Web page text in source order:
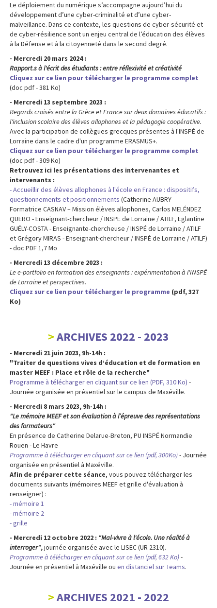
Le déploiement du numérique s’accompagne aujourd’hui du
développement d’une cyber-criminalité et d’une cyber-
malveillance. Dans ce contexte, les questions de cyber-sécurité et
de cyber-résilience sont un enjeu central de l’éducation des élèves
à la Défense et à la citoyenneté dans le second degré.
- Mercredi 20 mars 2024 :
Rapport.s à l'écrit des étudiants : entre réflexivité et créativité
Cliquez sur ce lien pour télécharger le programme complet
(doc pdf - 381 Ko)
- Mercredi 13 septembre 2023 :
Regards croisés entre la Grèce et France sur deux domaines éducatifs :
l'inclusion scolaire des élèves allophones et la pédagogie coopérative.
Avec la participation de collègues grecques présentes à l'INSPÉ de
Lorraine dans le cadre d'un programme ERASMUS+.
Cliquez sur ce lien pour télécharger le programme complet
(doc pdf - 309 Ko)
Retrouvez ici les présentations des intervenantes et
intervenants :
- Accueillir des élèves allophones à l'école en France : dispositifs,
questionnements et positionnements (Catherine AUBRY -
Formatrice CASNAV – Mission élèves allophones, Carlos MELÉNDEZ
QUERO - Enseignant-chercheur / INSPE de Lorraine / ATILF, Eglantine
GUÉLY-COSTA - Enseignante-chercheuse / INSPÉ de Lorraine / ATILF
et Grégory MIRAS - Enseignant-chercheur / INSPÉ de Lorraine / ATILF)
- doc PDF 1,7 Mo
- Mercredi 13 décembre 2023 :
Le e-portfolio en formation des enseignants : expérimentation à l'INSPÉ
de Lorraine et perspectives.
Cliquez sur ce lien pour télécharger le programme (pdf, 327
Ko)
ARCHIVES 2022 - 2023
- Mercredi 21 juin 2023, 9h-14h :
"Traiter de questions vives d’éducation et de formation en
master MEEF : Place et rôle de la recherche"
Programme à télécharger en cliquant sur ce lien (PDF, 310 Ko) -
Journée organisée en présentiel sur le campus de Maxéville.
- Mercredi 8 mars 2023, 9h-14h :
"Le mémoire MEEF et son évaluation à l’épreuve des représentations
des formateurs"
En présence de Catherine Delarue-Breton, PU INSPÉ Normandie
Rouen - Le Havre
Programme à télécharger en cliquant sur ce lien (pdf, 300Ko)- Journée
organisée en présentiel à Maxéville.
Afin de préparer cette séance, vous pouvez télécharger les
documents suivants (mémoires MEEF et grille d'évaluation à
renseigner) :
- mémoire 1
- mémoire 2
- grille
- Mercredi 12 octobre 2022 : "Mal-vivre à l'école. Une réalité à
interroger",journée organisée avec le LISEC (UR 2310).
Programme à télécharger en cliquant sur ce lien (pdf, 632 Ko)-
Journée en présentiel à Maxéville ou en distanciel sur Teams.
ARCHIVES 2021 - 2022